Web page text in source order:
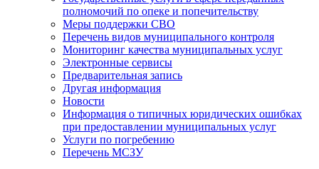
полномочий по опеке и попечительству
Меры поддержки СВО
Перечень видов муниципального контроля
Мониторинг качества муниципальных услуг
Электронные сервисы
Предварительная запись
Другая информация
Новости
Информация о типичных юридических ошибках
при предоставлении муниципальных услуг
Услуги по погребению
Перечень МСЗУ